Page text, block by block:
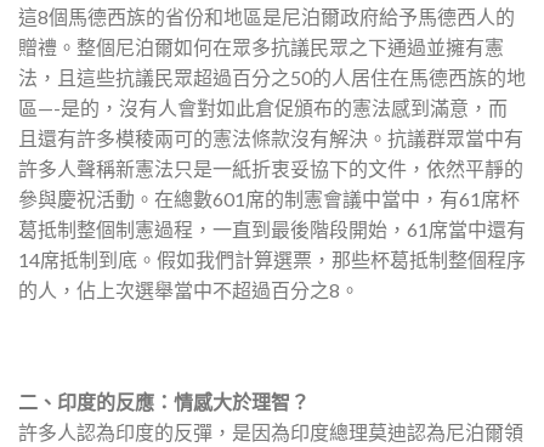
這8個馬德西族的省份和地區是尼泊爾政府給予馬德西人的
贈禮。整個尼泊爾如何在眾多抗議民眾之下通過並擁有憲
法，且這些抗議民眾超過百分之50的人居住在馬德西族的地
區—-是的，沒有人會對如此倉促頒布的憲法感到滿意，而
且還有許多模稜兩可的憲法條款沒有解決。抗議群眾當中有
許多人聲稱新憲法只是一紙折衷妥協下的文件，依然平靜的
參與慶祝活動。在總數601席的制憲會議中當中，有61席杯
葛抵制整個制憲過程，一直到最後階段開始，61席當中還有
14席抵制到底。假如我們計算選票，那些杯葛抵制整個程序
的人，佔上次選舉當中不超過百分之8。
二、印度的反應：情感大於理智？
許多人認為印度的反彈，是因為印度總理莫迪認為尼泊爾領